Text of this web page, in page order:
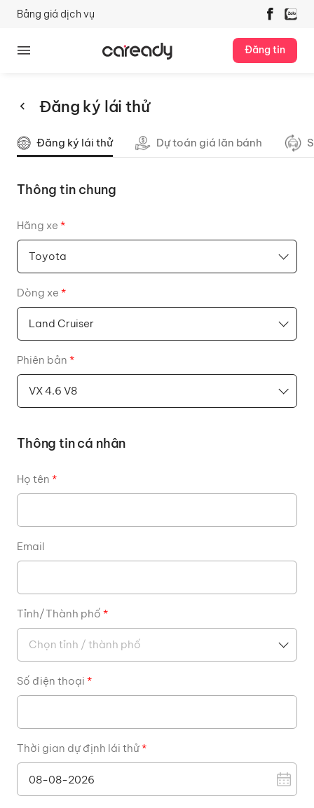
Bảng giá dịch vụ
Đăng tin
Đăng ký lái thử
Đăng ký lái thử Dự toán giá lăn bánh
Thông tin chung
Hãng xe *
Dòng xe *
Phiên bản *
Thông tin cá nhân
Họ tên *
Email
Tỉnh/Thành phố *
Số điện thoại *
Thời gian dự định lái thử*